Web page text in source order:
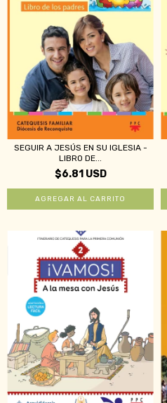
SEGUIR A JESÚS EN SU IGLESIA -
LIBRO DE...
$6.81 USD